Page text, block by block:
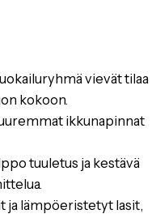
vievät tilaa
kokoon.
ikkunapinnat
tuuletus ja kestävä
ja lämpöeristetyt lasit,